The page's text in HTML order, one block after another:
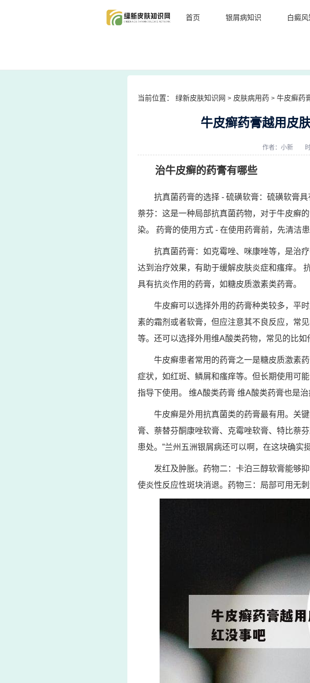
首页 银屑病知识 白癜
当前位置： 绿新皮肤知识网 > 皮肤病用药 > 牛皮癣药
牛皮癣药膏越用皮
作者：小新
治牛皮癣的药膏有哪些
抗真菌药膏的选择 - 硫磺软膏：硫磺软膏
萘芬：这是一种局部抗真菌药物，对于牛皮癣
染。 药膏的使用方式 - 在使用药膏前，先清洁
抗真菌药膏：如克霉唑、咪康唑等，是治
达到治疗效果，有助于缓解皮肤炎症和瘙痒。
具有抗炎作用的药膏，如糖皮质激素类药膏。
牛皮癣可以选择外用的药膏种类较多，平
素的霜剂或者软膏，但应注意其不良反应，常
等。还可以选择外用维A酸类药物，常见的比如
牛皮癣患者常用的药膏之一是糖皮质激素
症状，如红斑、鳞屑和瘙痒等。但长期使用可
指导下使用。 维A酸类药膏 维A酸类药膏也是治
牛皮癣是外用抗真菌类的药膏最有用。关
膏、萘替芬酮康唑软膏、克霉唑软膏、特比萘
患处。”兰州五洲银屑病还可以啊，在这块确实
发红及肿胀。药物二：卡泊三醇软膏能够
使炎性反应性斑块消退。药物三：局部可用无